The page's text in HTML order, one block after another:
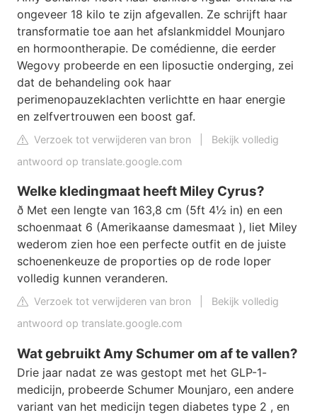
ongeveer 18 kilo te zijn afgevallen. Ze schrijft haar
transformatie toe aan het afslankmiddel Mounjaro
en hormoontherapie. De comédienne, die eerder
Wegovy probeerde en een liposuctie onderging, zei
dat de behandeling ook haar
perimenopauzeklachten verlichtte en haar energie
en zelfvertrouwen een boost gaf.
Verzoek tot verwijderen van bron
Bekijk volledig
antwoord op translate.google.com
Welke kledingmaat heeft Miley Cyrus?
ð Met een lengte van 163,8 cm (5ft 4½ in) en een
schoenmaat 6 (Amerikaanse damesmaat ), liet Miley
wederom zien hoe een perfecte outfit en de juiste
schoenenkeuze de proporties op de rode loper
volledig kunnen veranderen.
Verzoek tot verwijderen van bron
Bekijk volledig
antwoord op translate.google.com
Wat gebruikt Amy Schumer om af te vallen?
Drie jaar nadat ze was gestopt met het GLP-1-
medicijn, probeerde Schumer Mounjaro, een andere
variant van het medicijn tegen diabetes type 2 , en